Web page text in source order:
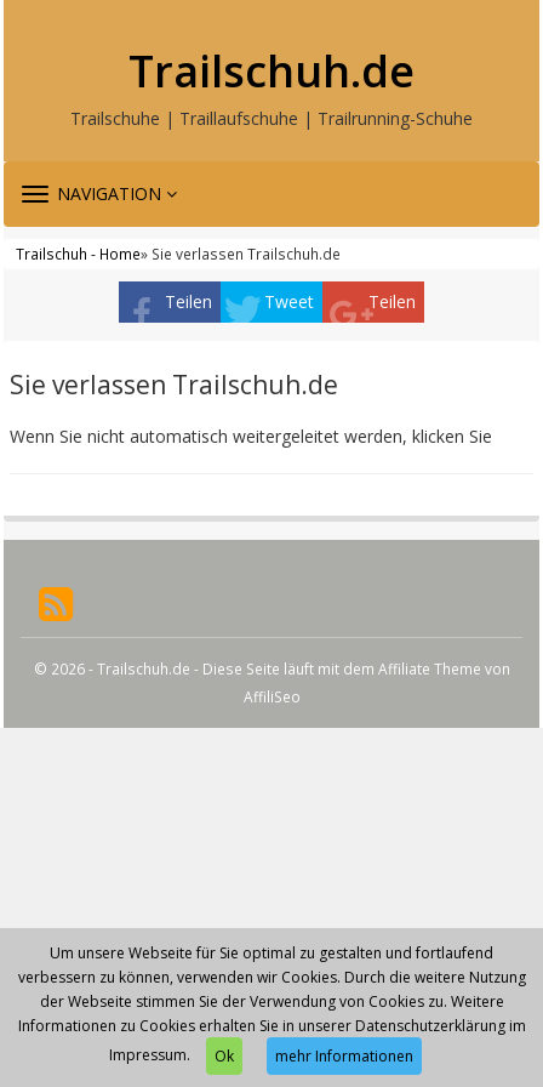
Trailschuh.de
Trailschuhe | Traillaufschuhe | Trailrunning-Schuhe
TOGGLE
NAVIGATION
Trailschuh - Home» Sie verlassen Trailschuh.de
Teilen Tweet Teilen
Sie verlassen Trailschuh.de
Wenn Sie nicht automatisch weitergeleitet werden, klicken Sie
© 2026 - Trailschuh.de - Diese Seite läuft mit dem Affiliate Theme von
AffiliSeo
Um unsere Webseite für Sie optimal zu gestalten und fortlaufend
verbessern zu können, verwenden wir Cookies. Durch die weitere Nutzung
der Webseite stimmen Sie der Verwendung von Cookies zu. Weitere
Informationen zu Cookies erhalten Sie in unserer Datenschutzerklärung im
Impressum.
Ok mehr Informationen